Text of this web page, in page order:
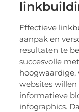
Effectieve
aanpak en
resultaten te
succesvolle
websites
informatieve
infographics.